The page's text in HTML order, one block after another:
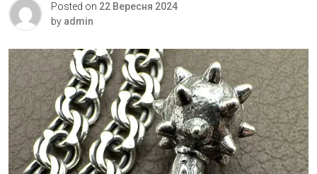
Posted on 22 Вересня 2024
by admin